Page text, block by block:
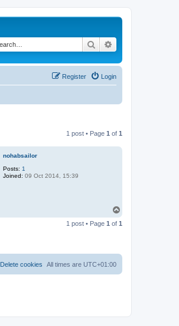
Search
Login
Register
1 post • Page 1 of 1
nohabsailor
Posts: 1
Joined: 09 Oct 2014, 15:39
p
1 post • Page 1 of 1
All times are UTC+01:00
Delete cookies